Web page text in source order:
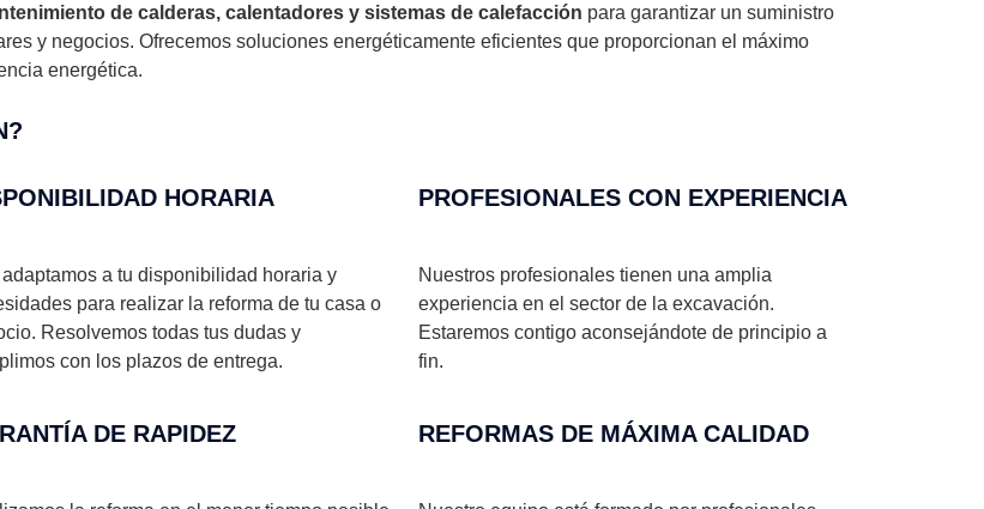
de calderas, calentadores y sistemas de calefacción para garantizar un suministro
y negocios. Ofrecemos soluciones energéticamente eficientes que proporcionan el máximo
energética.
HORARIA
adaptamos a tu disponibilidad horaria y
para realizar la reforma de tu casa o
Resolvemos todas tus dudas y
con los plazos de entrega.
PROFESIONALES CON EXPERIENCIA​
Nuestros profesionales tienen una amplia
experiencia en el sector de la excavación.
Estaremos contigo aconsejándote de principio a
fin.
DE RAPIDEZ​ REFORMAS DE MÁXIMA CALIDAD